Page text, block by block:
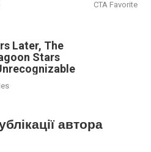
CTA Favorite
Later, The
Stars
автора